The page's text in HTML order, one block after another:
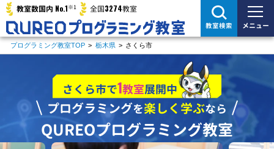
教室数国内 No.1※1 全国3274教室
教室検索 メニュー
プログラミング教室TOP > 栃木県 > さくら市
さくら市で1教室展開中
プログラミングを楽しく学ぶなら
QUREOプログラミング教室